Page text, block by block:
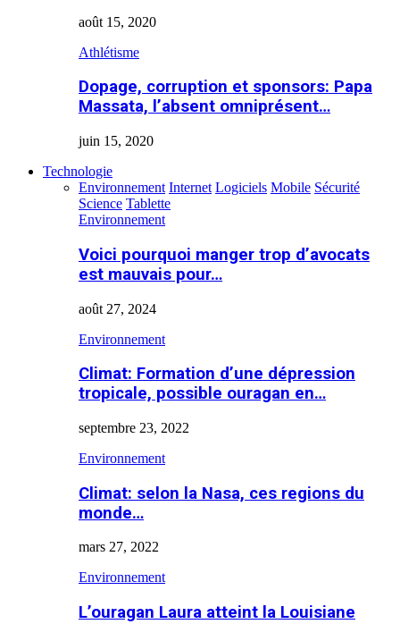
août 15, 2020
Athlétisme
Dopage, corruption et sponsors: Papa
Massata, l’absent omniprésent…
juin 15, 2020
Technologie
Environnement Internet Logiciels Mobile Sécurité
Science Tablette
Environnement
Voici pourquoi manger trop d’avocats
est mauvais pour…
août 27, 2024
Environnement
Climat: Formation d’une dépression
tropicale, possible ouragan en…
septembre 23, 2022
Environnement
Climat: selon la Nasa, ces regions du
monde…
mars 27, 2022
Environnement
L’ouragan Laura atteint la Louisiane